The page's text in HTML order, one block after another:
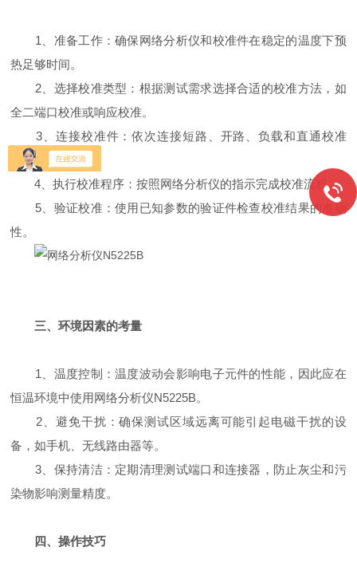
1、准备工作：确保网络分析仪和校准件在稳定的温度下预
热足够时间。
2、选择校准类型：根据测试需求选择合适的校准方法，如
全二端口校准或响应校准。
3、连接校准件：依次连接短路、开路、负载和直通校准
件，并记录数据。
4、执行校准程序：按照网络分析仪的指示完成校准流程。
5、验证校准：使用已知参数的验证件检查校准结果的准确
性。
三、环境因素的考量
1、温度控制：温度波动会影响电子元件的性能，因此应在
恒温环境中使用网络分析仪N5225B。
2、避免干扰：确保测试区域远离可能引起电磁干扰的设
备，如手机、无线路由器等。
3、保持清洁：定期清理测试端口和连接器，防止灰尘和污
染物影响测量精度。
四、操作技巧